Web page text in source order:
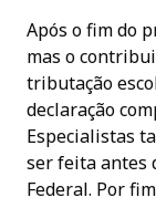
Após o fim do
mas o
tributação
declaração
Especialistas
ser feita antes
Federal. Por